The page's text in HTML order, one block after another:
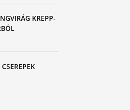
KREPP-
CSEREPEK